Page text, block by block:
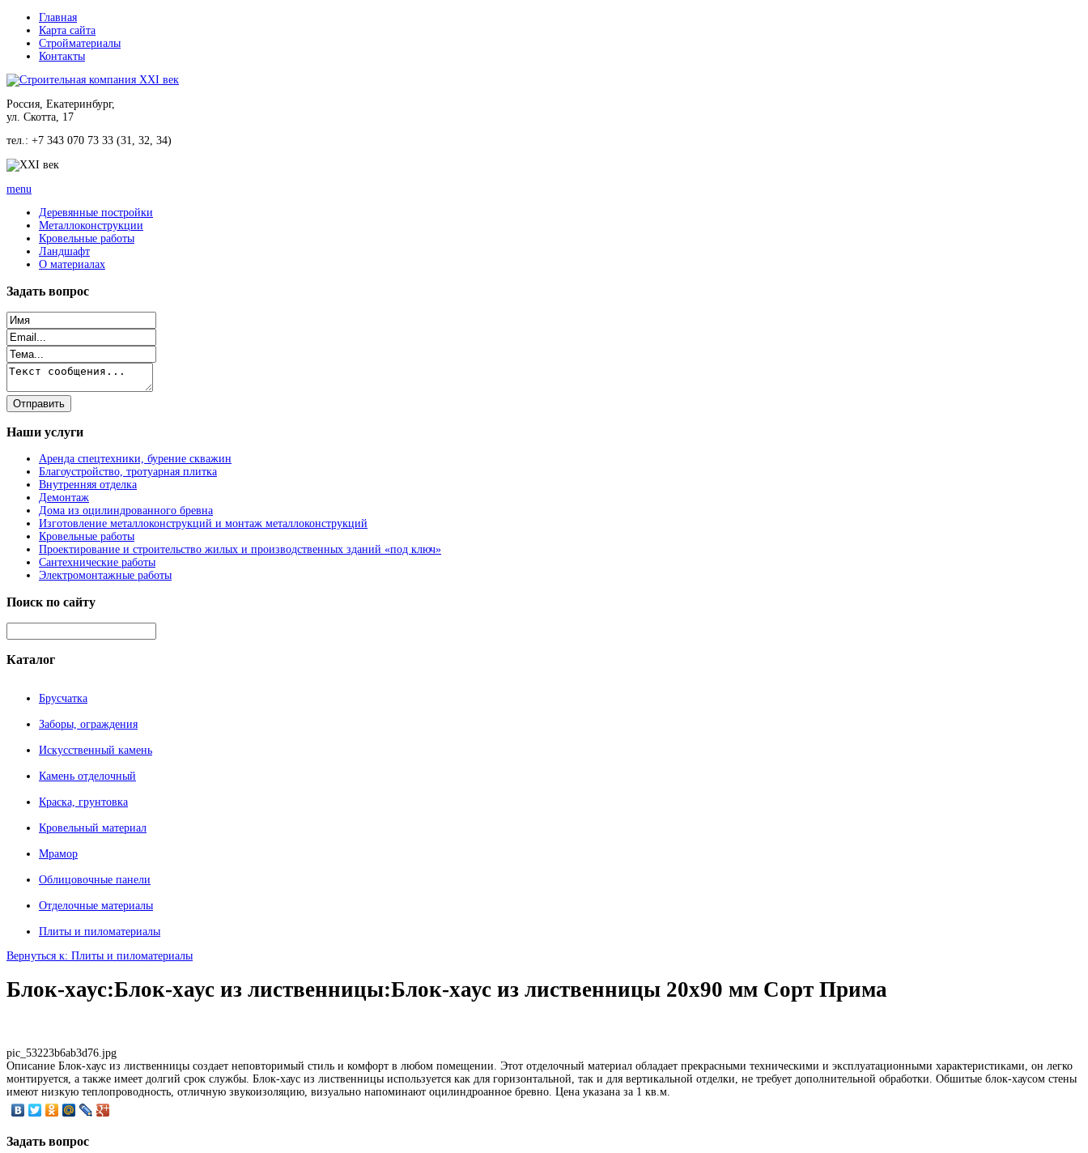
Главная
Карта сайта
Стройматериалы
Контакты
Россия, Екатеринбург,
ул. Скотта, 17
тел.: +7 343 070 73 33 (31, 32, 34)
menu
Деревянные постройки
Металлоконструкции
Кровельные работы
Ландшафт
О материалах
Задать вопрос
Наши услуги
Аренда спецтехники, бурение скважин
Благоустройство, тротуарная плитка
Внутренняя отделка
Демонтаж
Дома из оцилиндрованного бревна
Изготовление металлоконструкций и монтаж металлоконструкций
Кровельные работы
Проектирование и строительство жилых и производственных зданий «под ключ»
Сантехнические работы
Электромонтажные работы
Поиск по сайту
Каталог
Брусчатка
Заборы, ограждения
Искусственный камень
Камень отделочный
Краска, грунтовка
Кровельный материал
Мрамор
Облицовочные панели
Отделочные материалы
Плиты и пиломатериалы
Вернуться к: Плиты и пиломатериалы
Блок-хаус:Блок-хаус из лиственницы:Блок-хаус из лиственницы 20х90 мм Сорт Прима
pic_53223b6ab3d76.jpg
Описание Блок-хаус из лиственницы создает неповторимый стиль и комфорт в любом помещении. Этот отделочный материал обладает прекрасными техническими и эксплуатационными характеристиками, он легко
монтируется, а также имеет долгий срок службы. Блок-хаус из лиственницы используется как для горизонтальной, так и для вертикальной отделки, не требует дополнительной обработки. Обшитые блок-хаусом стены
имеют низкую теплопроводность, отличную звукоизоляцию, визуально напоминают оцилиндроанное бревно. Цена указана за 1 кв.м.
Задать вопрос